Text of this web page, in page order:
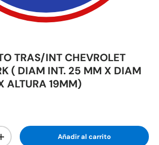
TRAS/INT CHEVROLET
( DIAM INT. 25 MM X DIAM
ALTURA 19MM)
+ Añadir al carrito